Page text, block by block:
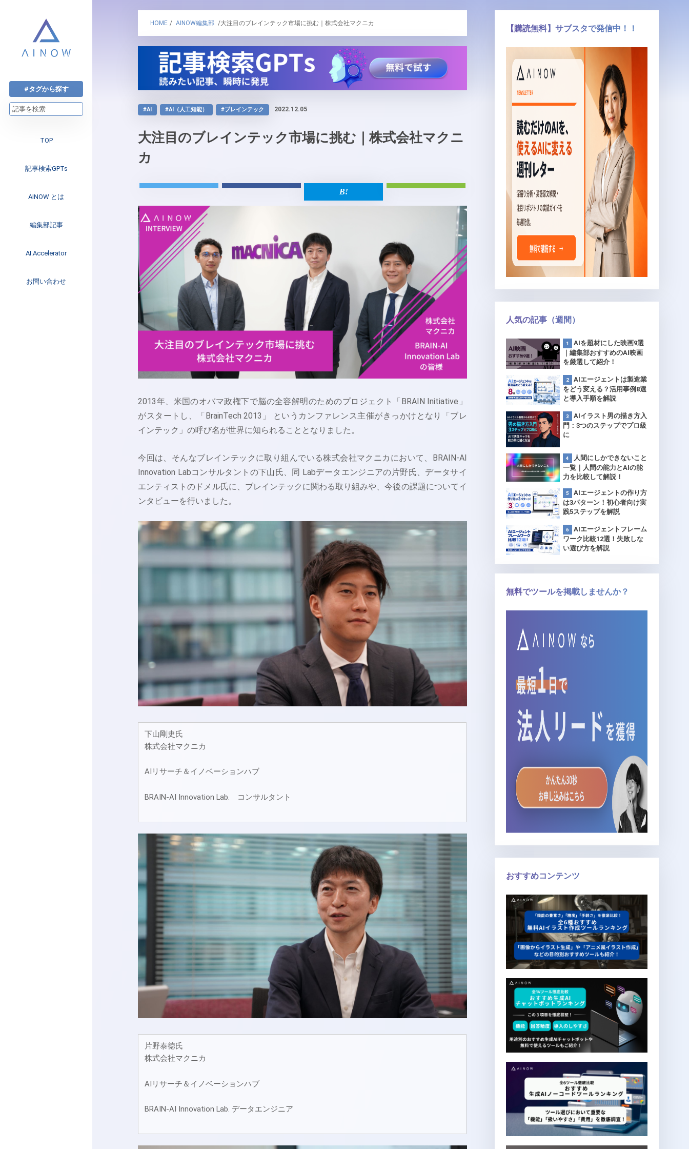
#タグから探す
TOP
記事検索GPTs
AINOW とは
編集部記事
注目のニュース
インタビュー
Web3
AI.Accelerator
AI.Accelerator記事
お問い合わせ
HOME / AINOW編集部 /大注目のブレインテック市場に挑む｜株式会社マクニカ
#AI #AI（人工知能） #ブレインテック 2022.12.05
大注目のブレインテック市場に挑む｜株式会社マクニ
カ
2013年、米国のオバマ政権下で脳の全容解明のためのプロジェクト「BRAIN Initiative」
がスタートし、「BrainTech 2013」 というカンファレンス主催がきっかけとなり「ブレ
インテック」の呼び名が世界に知られることとなりました。
今回は、そんなブレインテックに取り組んでいる株式会社マクニカにおいて、BRAIN-AI
Innovation Labコンサルタントの下山氏、同 Labデータエンジニアの片野氏、データサイ
エンティストのドメル氏に、ブレインテックに関わる取り組みや、今後の課題についてイ
ンタビューを行いました。
下山剛史氏
株式会社マクニカ
AIリサーチ＆イノベーションハブ
BRAIN-AI Innovation Lab. コンサルタント
片野泰徳氏
株式会社マクニカ
AIリサーチ＆イノベーションハブ
BRAIN-AI Innovation Lab. データエンジニア
【購読無料】サブスタで発信中！！
人気の記事（週間）
AIを題材にした映画9選
｜編集部おすすめのAI映画
を厳選して紹介！
AIエージェントは製造業
をどう変える？活用事例8選
と導入手順を解説
AIイラスト男の描き方入
門：3つのステップでプロ級
に
人間にしかできないこと
一覧｜人間の能力とAIの能
力を比較して解説！
AIエージェントの作り方
は3パターン！初心者向け実
践5ステップを解説
AIエージェントフレーム
ワーク比較12選！失敗しな
い選び方を解説
無料でツールを掲載しませんか？
おすすめコンテンツ